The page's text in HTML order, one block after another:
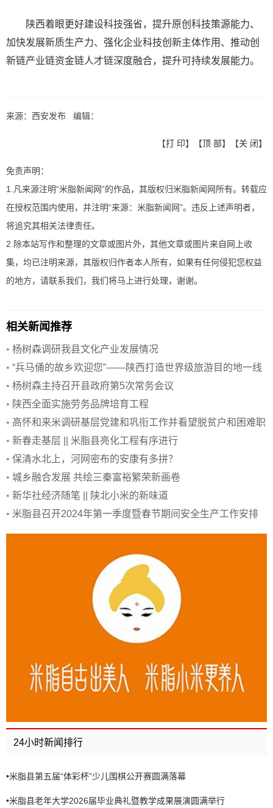
陕西着眼更好建设科技强省，提升原创科技策源能力、
加快发展新质生产力、强化企业科技创新主体作用、推动创
新链产业链资金链人才链深度融合，提升可持续发展能力。
来源：西安发布 编辑：
【打 印】【顶 部】【关 闭】
免责声明：
1.凡来源注明“米脂新闻网”的作品，其版权归米脂新闻网所有。转载应
在授权范围内使用，并注明“来源：米脂新闻网”。违反上述声明者，
将追究其相关法律责任。
2.除本站写作和整理的文章或图片外，其他文章或图片来自网上收
集，均已注明来源，其版权归作者本人所有，如果有任何侵犯您权益
的地方，请联系我们，我们将马上进行处理，谢谢。
相关新闻推荐
• 杨树森调研我县文化产业发展情况
• “兵马俑的故乡欢迎您”——陕西打造世界级旅游目的地一线
观察
• 杨树森主持召开县政府第5次常务会议
• 陕西全面实施劳务品牌培育工程
• 高怀和来米调研基层党建和巩衔工作并看望脱贫户和困难职
工
• 新春走基层 || 米脂县亮化工程有序进行
• 保清水北上，河网密布的安康有多拼？
• 城乡融合发展 共绘三秦富裕繁荣新画卷
• 新华社经济随笔 || 陕北小米的新味道
• 米脂县召开2024年第一季度暨春节期间安全生产工作安排
部署会
24小时新闻排行
•米脂县第五届“体彩杯”少儿围棋公开赛圆满落幕
•米脂县老年大学2026届毕业典礼暨教学成果展演圆满举行